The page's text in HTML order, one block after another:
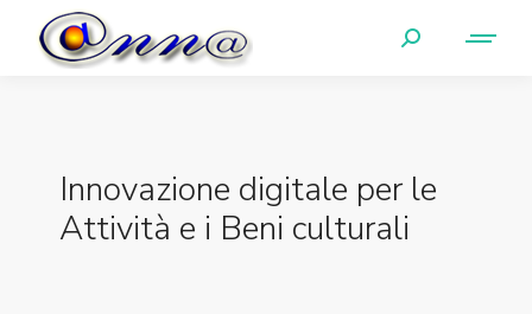
Innovazione digitale per le
Attività e i Beni culturali